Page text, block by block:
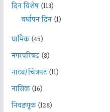
दिन विशेष(113)
वर्धापन दिन(1)
धार्मिक(45)
नगरपरिषद(8)
नाट्य/चित्रपट(11)
नासिक(16)
निवडणूक(128)